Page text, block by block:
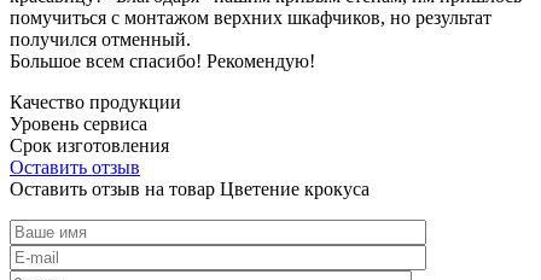
помучиться с монтажом верхних шкафчиков, но результат
получился отменный.
Большое всем спасибо! Рекомендую!
Качество продукции
Уровень сервиса
Срок изготовления
Оставить отзыв
Оставить отзыв на товар Цветение крокуса